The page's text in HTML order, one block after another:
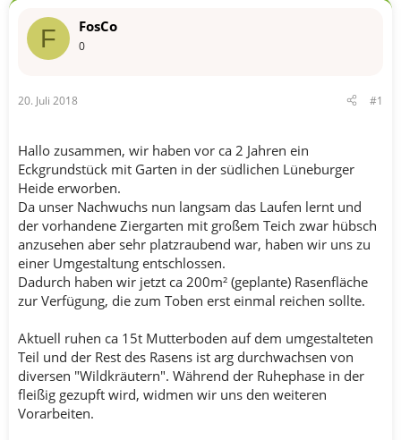
e
r
t
l
F FosCo
0
20. Juli 2018 #1
Hallo zusammen, wir haben vor ca 2 Jahren ein
Eckgrundstück mit Garten in der südlichen Lüneburger
Heide erworben.
Da unser Nachwuchs nun langsam das Laufen lernt und
der vorhandene Ziergarten mit großem Teich zwar hübsch
anzusehen aber sehr platzraubend war, haben wir uns zu
einer Umgestaltung entschlossen.
Dadurch haben wir jetzt ca 200m² (geplante) Rasenfläche
zur Verfügung, die zum Toben erst einmal reichen sollte.
Aktuell ruhen ca 15t Mutterboden auf dem umgestalteten
Teil und der Rest des Rasens ist arg durchwachsen von
diversen "Wildkräutern". Während der Ruhephase in der
fleißig gezupft wird, widmen wir uns den weiteren
Vorarbeiten.